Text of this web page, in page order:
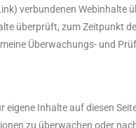
verbundenen Webinhalte
überprüft, zum Zeitpunkt
Überwachungs- und
eigene Inhalte auf diesen
zu überwachen oder